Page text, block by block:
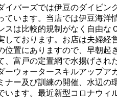
イバーズでは伊豆のダイビ
ています。当店では伊豆海
スは比較的規制がなく自由
しております。お店は夫婦
位置にありますので、早朝
、富戸の定置網で水揚げさ
ーウォータースキルアップ
ナー及び訓練の開催、水辺
います。最近新型コロナウィ